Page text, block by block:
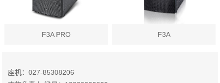
F3A PRO F3A
座机：027-85308206